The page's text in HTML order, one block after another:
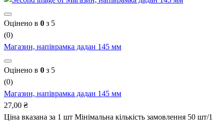
Оцінено в 0 з 5
(0)
Магазин, напіврамка дадан 145 мм
Оцінено в 0 з 5
(0)
Магазин, напіврамка дадан 145 мм
27,00 ₴
Ціна вказана за 1 шт Мінімальна кількість замовлення 50 шт/1